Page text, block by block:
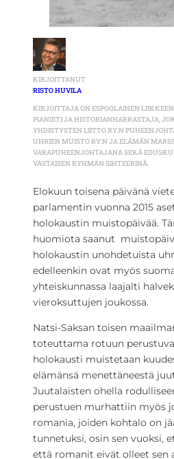
KIRJOITTANUT
RISTO HUVILA
KIRJOITTAJA ON ESPOOLAINEN
PIANISTI JA HISTORIANHARRASTAJA,
YHDISTYSTEN LIITTO RY:N
UHRIEN MUISTO RY:N JA ELÄMÄN
VARAPUHEENJOHTAJANA SEKÄ
VASTAISEN RYHMÄN SIHTEERINÄ.
Elokuun toisena päivänä
parlamentin vuonna 2015
holokaustin muistopäivää.
huomiota saanut
holokaustin unohdetuista
edelleenkin ovat myös
yhteiskunnassa laajalti
vieroksuttujen joukossa.
Natsi-Saksan toisen
toteuttama rotuun
holokausti muistetaan
elämänsä menettäneestä
Juutalaisten ohella
perustuen murhattiin myös
romania, joiden kohtalo on
tunnetuksi, osin sen vuoksi,
että romanit eivät olleet sen